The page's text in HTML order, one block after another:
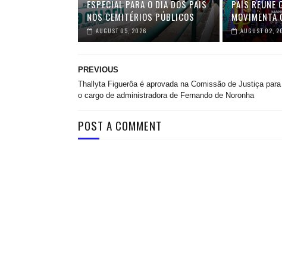
ESPECIAL PARA O DIA DOS PAIS
NOS CEMITÉRIOS PÚBLICOS
AUGUST 05, 2026
PAÍS REÚNE
MOVIMENTA
AUGUST 02,
PREVIOUS
Thallyta Figuerôa é aprovada na Comissão de Justiça para
o cargo de administradora de Fernando de Noronha
POST A COMMENT